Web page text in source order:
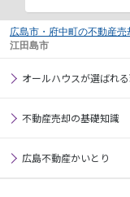
広島市・府中町の不動産
江田島市
オールハウスが選ばれ
不動産売却の基礎知識
広島不動産かいとり